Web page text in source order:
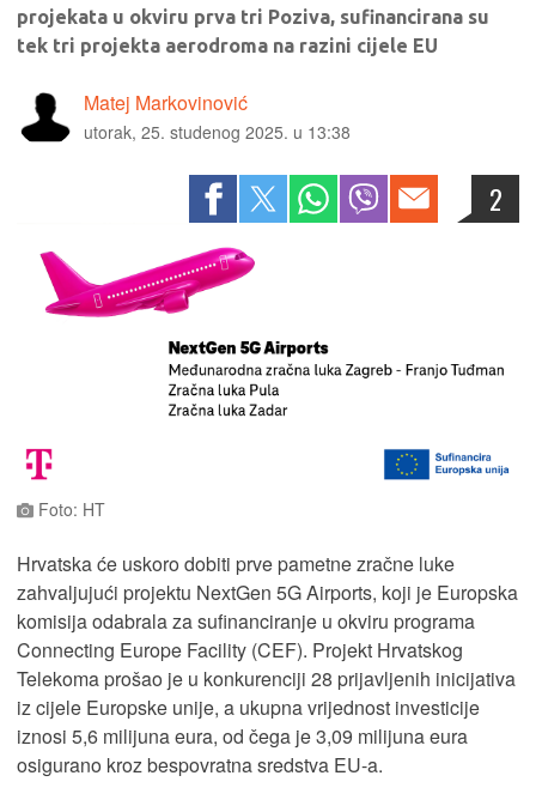
projekata u okviru prva tri Poziva, sufinancirana su
tek tri projekta aerodroma na razini cijele EU
Matej Markovinović
utorak, 25. studenog 2025. u 13:38
2
Foto: HT
Hrvatska će uskoro dobiti prve pametne zračne luke
zahvaljujući projektu NextGen 5G Airports, koji je Europska
komisija odabrala za sufinanciranje u okviru programa
Connecting Europe Facility (CEF). Projekt Hrvatskog
Telekoma prošao je u konkurenciji 28 prijavljenih inicijativa
iz cijele Europske unije, a ukupna vrijednost investicije
iznosi 5,6 milijuna eura, od čega je 3,09 milijuna eura
osigurano kroz bespovratna sredstva EU-a.